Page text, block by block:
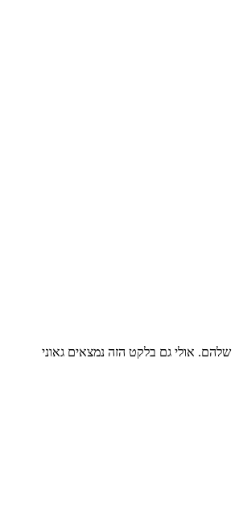
אולי גם בלקט הזה נמצאים גאוני